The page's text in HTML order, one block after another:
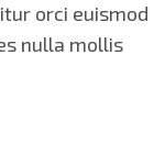
orci euismod
nulla mollis